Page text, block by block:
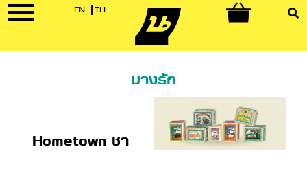
EN TH
บางรัก
Hometown ชา